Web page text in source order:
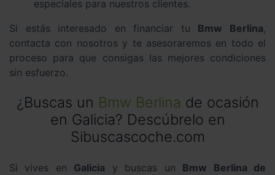
especiales para nuestros clientes.
Si estás interesado en financiar tu Bmw Berlina,
contacta con nosotros y te asesoraremos en todo el
proceso para que consigas las mejores condiciones
sin esfuerzo.
¿Buscas un Bmw Berlina de ocasión
en Galicia? Descúbrelo en
Sibuscascoche.com
Si vives en Galicia y buscas un Bmw Berlina de